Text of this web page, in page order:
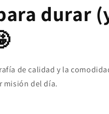
durar
de calidad y la
misión del día.